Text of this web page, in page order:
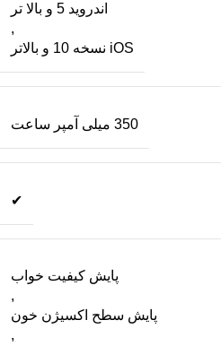
اندروید 5 و بالا تر
,
iOS نسخه 10 و بالاتر
350 میلی آمپر ساعت
✔
پایش کیفیت خواب
,
پایش سطح اکسیژن خون
,